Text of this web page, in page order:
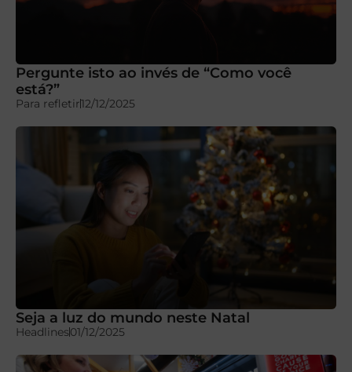
Pergunte isto ao invés de “Como você
está?”
Para refletir12/12/2025
Seja a luz do mundo neste Natal
Headlines01/12/2025